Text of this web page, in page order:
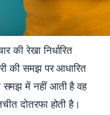
की रेखा निर्धारित
की समझ पर आधारित
समझ में नहीं आती है वह
दोतरफा होती है।